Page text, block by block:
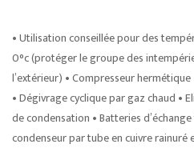
• Utilisation conseillée pour des
0°c (protéger le groupe des
l’extérieur) • Compresseur
• Dégivrage cyclique par gaz chaud •
de condensation • Batteries
condenseur par tube en cuivre rainuré